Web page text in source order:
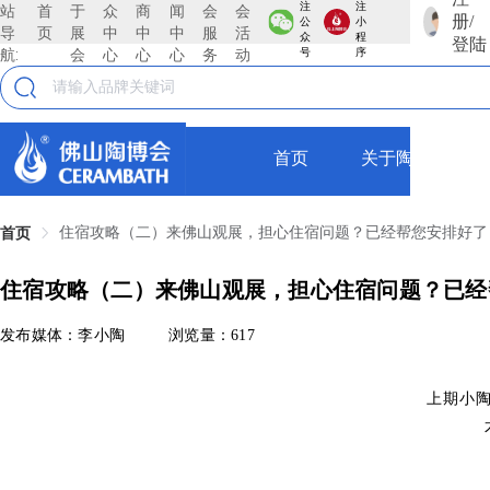
站
导
航:
首
页
于
展
会
众
中
心
商
中
心
闻
中
心
会
服
务
会
活
动
注
公
众
号
注
小
程
序
册/
登陆
首页 关于陶博会
首页 住宿攻略（二）来佛山观展，担心住宿问题？已经帮您安排好
住宿攻略（二）来佛山观展，担心住宿问题？已
发布媒体：李小陶 浏览量：617
上期小